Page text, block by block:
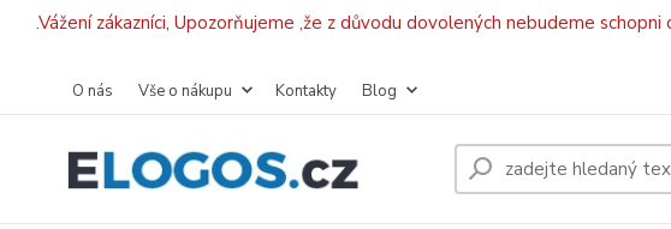
.Vážení zákazníci, Upozorňujeme ,že z důvodu dovolených nebudeme
O nás Vše o nákupu Kontakty Blog